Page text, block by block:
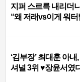
지퍼 스르륵 내리더
“왜 저래vs이게 워터
‘김부장’ 최대훈 아
셔널 3위 ♥장윤서였